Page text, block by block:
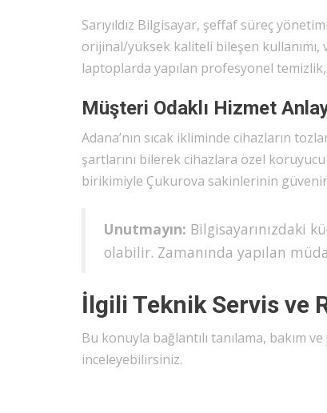
Sarıyıldız Bilgisayar, şeffaf süreç
orijinal/yüksek kaliteli bileşen
laptoplarda yapılan profesyonel
Müşteri Odaklı Hizmet
Adana’nın sıcak ikliminde cihazların
şartlarını bilerek cihazlara özel
birikimiyle Çukurova sakinlerinin
Unutmayın: Bilgisayarınızdaki
olabilir. Zamanında yapılan
İlgili Teknik Servis ve
Bu konuyla bağlantılı tanılama, bakım
inceleyebilirsiniz.